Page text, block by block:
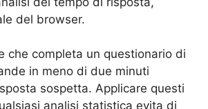
del browser.
che completa un questionario di
in meno di due minuti
sospetta. Applicare questi
analisi statistica evita di